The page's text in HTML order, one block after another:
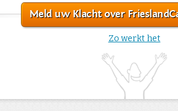
Meld uw Klacht over
Zo werkt het